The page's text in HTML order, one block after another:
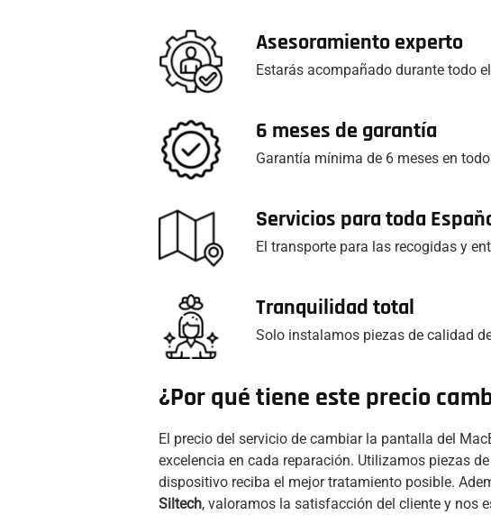
Asesoramiento experto
Estarás acompañado durante todo
6 meses de garantía
Garantía mínima de 6 meses en
Servicios para toda
El transporte para las recogidas y
Tranquilidad total
Solo instalamos piezas de calidad
¿Por qué tiene este precio
El precio del servicio de cambiar la pantalla del
excelencia en cada reparación. Utilizamos piezas
dispositivo reciba el mejor tratamiento posible.
Siltech, valoramos la satisfacción del cliente y nos